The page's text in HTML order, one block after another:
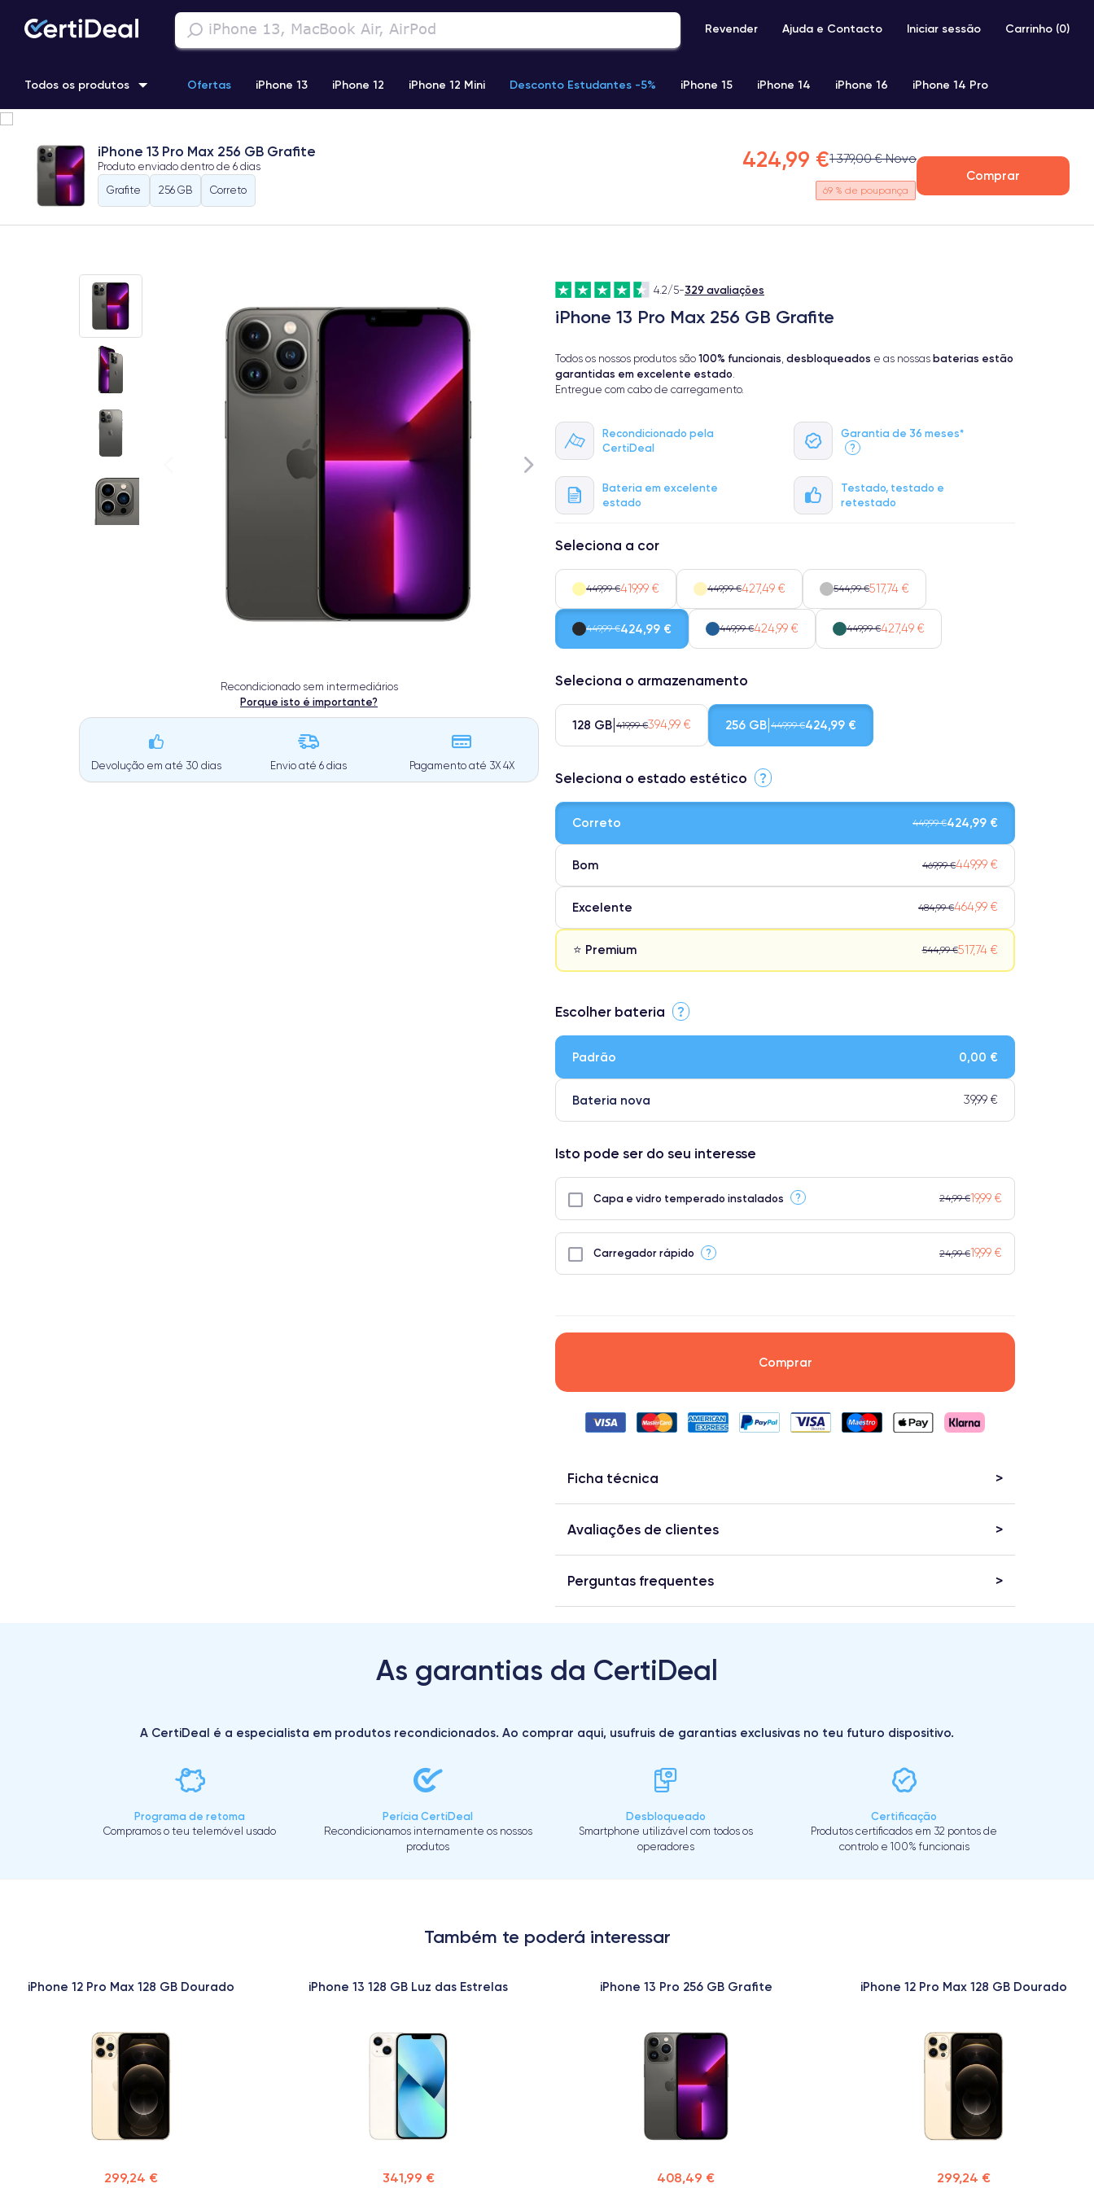
Revender Ajuda e Contacto Iniciar sessão Carrinho (0)
Todos os produtos Ofertas iPhone 13 iPhone 12 iPhone 12 Mini Desconto Estudantes -5% iPhone 15 iPhone 14 iPhone 16 iPhone 14 Pro
iPhone 11 Pro
iPhone 13 Pro Max 256 GB Grafite
Produto enviado dentro de 6 dias
Grafite
256 GB Correto
424,99 €1 379,00 € Novo
69 % de poupança
Comprar
Recondicionado sem intermediários
Porque isto é importante?
Devolução em até 30 dias Envio até6 dias Pagamento até 3X 4X
4.2/5-329 avaliações
iPhone 13 Pro Max 256 GB Grafite
Todos os nossos produtos são 100% funcionais desbloqueados e as nossas baterias estão
garantidas em excelente estado
Entregue com cabo de carregamento.
Recondicionado pela
CertiDeal
Garantia de 36 meses*
?
Bateria em excelente
estado
Testado, testado e
retestado
Seleciona a cor
449,99 €419,99 € 449,99 €427,49 € 544,99 €517,74 €
449,99 €424,99 € 449,99 €424,99 € 449,99 €427,49 €
Seleciona o armazenamento
128 GB 419,99 €394,99 € 256 GB 449,99 €424,99 €
Seleciona o estado estético ?
Correto 449,99 €424,99 €
Bom 469,99 €449,99 €
Excelente 484,99 €464,99 €
⭐ Premium 544,99 €517,74 €
⭐ Premium
Escolher bateria ?
Padrão 0,00 €
Bateria nova 39,99 €
Isto pode ser do seu interesse
Capa e vidro temperado instalados ? 24,99 €19,99 €
Carregador rápido ? 24,99 €19,99 €
Comprar
Ficha técnica
Avaliações de clientes
Perguntas frequentes
As garantias da CertiDeal
A CertiDeal é a especialista em produtos recondicionados. Ao comprar aqui, usufruis de garantias exclusivas no teu futuro dispositivo.
Programa de retoma
Compramos o teu telemóvel usado
Perícia CertiDeal
Recondicionamos internamente os nossos
produtos
Desbloqueado
Smartphone utilizável com todos os
operadores
Certificação
Produtos certificados em 32 pontos de
controlo e 100% funcionais
Também te poderá interessar
iPhone 12 Pro Max 128 GB Dourado
299,24 €
iPhone 13 128 GB Luz das Estrelas
341,99 €
iPhone 13 Pro 256 GB Grafite
408,49 €
iPhone 12 Pro Max 128 GB Dourado
299,24 €